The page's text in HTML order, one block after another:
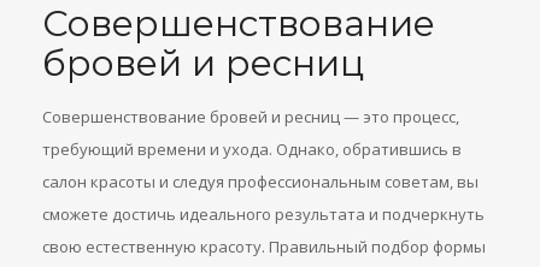
Совершенствование
бровей и ресниц
Совершенствование бровей и ресниц — это процесс,
требующий времени и ухода. Однако, обратившись в
салон красоты и следуя профессиональным советам, вы
сможете достичь идеального результата и подчеркнуть
свою естественную красоту. Правильный подбор формы